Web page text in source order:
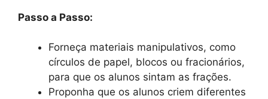
Passo a Passo:
Forneça materiais manipulativos, como
círculos de papel, blocos ou fracionários,
para que os alunos sintam as frações.
Proponha que os alunos criem diferentes